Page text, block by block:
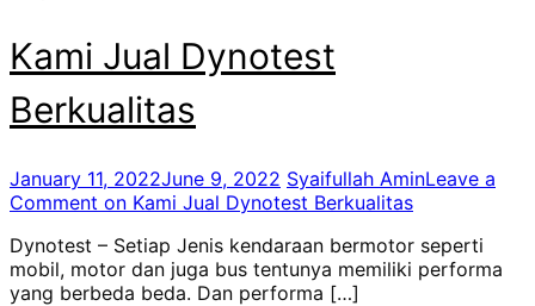
Kami Jual Dynotest
Berkualitas
January 11, 2022June 9, 2022 Syaifullah AminLeave a
Comment on Kami Jual Dynotest Berkualitas
Dynotest – Setiap Jenis kendaraan bermotor seperti
mobil, motor dan juga bus tentunya memiliki performa
yang berbeda beda. Dan performa […]